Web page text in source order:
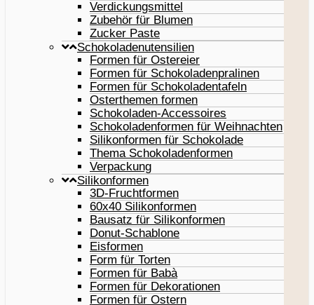
Verdickungsmittel
Zubehör für Blumen
Zucker Paste
Schokoladenutensilien
Formen für Ostereier
Formen für Schokoladenpralinen
Formen für Schokoladentafeln
Osterthemen formen
Schokoladen-Accessoires
Schokoladenformen für Weihnachten
Silikonformen für Schokolade
Thema Schokoladenformen
Verpackung
Silikonformen
3D-Fruchtformen
60x40 Silikonformen
Bausatz für Silikonformen
Donut-Schablone
Eisformen
Form für Torten
Formen für Babà
Formen für Dekorationen
Formen für Ostern